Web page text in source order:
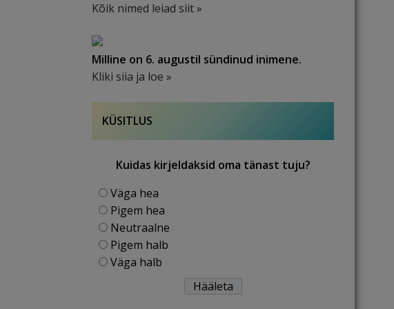
Kõik nimed leiad siit »
Milline on 6. augustil sündinud inimene.
Kliki siia ja loe »
KÜSITLUS
Kuidas kirjeldaksid oma tänast tuju?
Väga hea
Pigem hea
Neutraalne
Pigem halb
Väga halb